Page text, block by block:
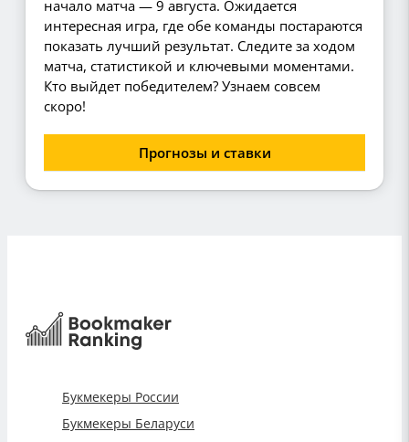
начало матча — 9 августа. Ожидается
интересная игра, где обе команды постараются
показать лучший результат. Следите за ходом
матча, статистикой и ключевыми моментами.
Кто выйдет победителем? Узнаем совсем
скоро!
Прогнозы и ставки
Букмекеры России
Букмекеры Беларуси